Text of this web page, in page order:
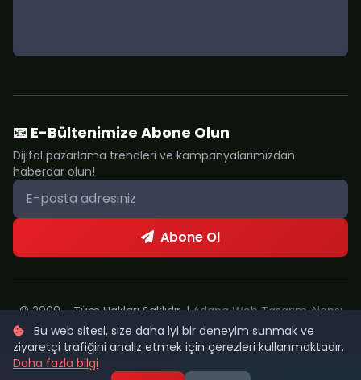
📧 E-Bültenimize Abone Olun
Dijital pazarlama trendleri ve kampanyalarımızdan
haberdar olun!
Abone Ol
© 2009 - Tüm Hakları Saklıdır. |Adana Web Tasarım Ajansı
Metropol Web
Bu web sitesi, size daha iyi bir deneyim sunmak ve
ziyaretçi trafiğini analiz etmek için çerezleri kullanmaktadır.
Daha fazla bilgi